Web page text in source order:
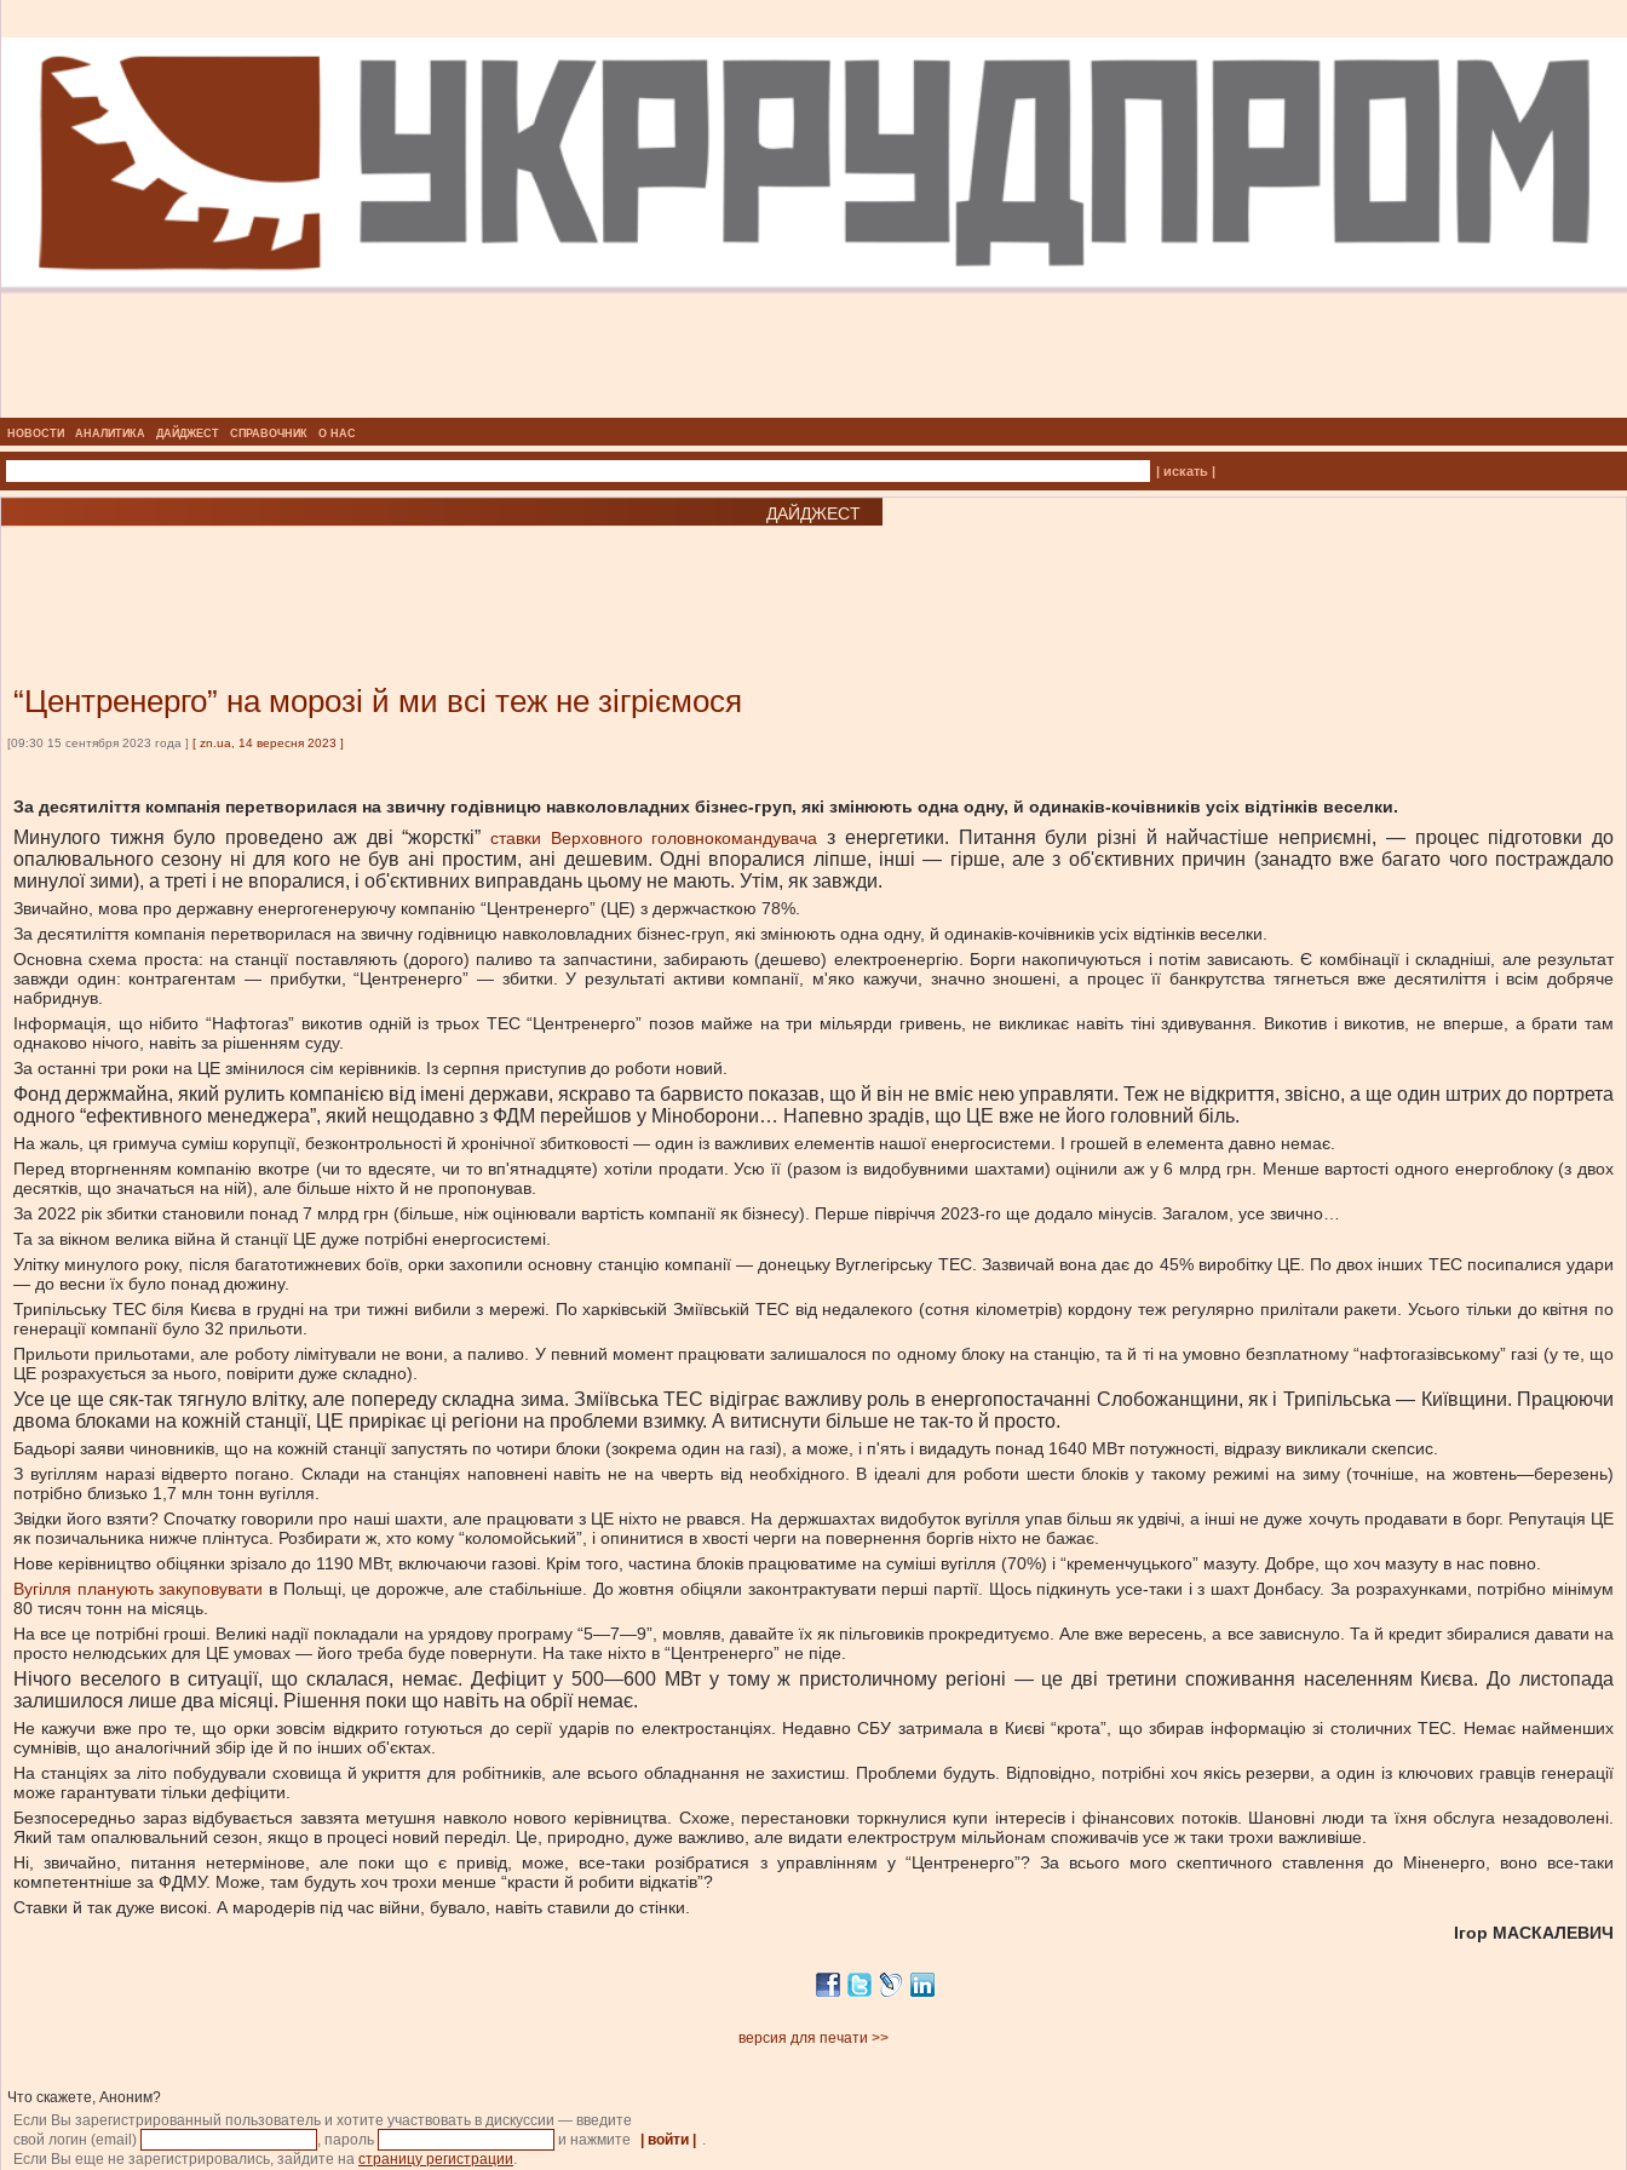
НОВОСТИ АНАЛИТИКА ДАЙДЖЕСТ СПРАВОЧНИК О НАС
| искать |
ДАЙДЖЕСТ
“Центренерго” на морозі й ми всі теж не зігріємося
[09:30 15 сентября 2023 года ] [ zn.ua, 14 вересня 2023 ]
За десятиліття компанія перетворилася на звичну годівницю навколовладних бізнес-груп, які змінюють одна одну, й одинаків-кочівників усіх відтінків веселки.
Минулого тижня було проведено аж дві “жорсткі” ставки Верховного головнокомандувача з енергетики. Питання були різні й найчастіше неприємні, — процес підготовки до
опалювального сезону ні для кого не був ані простим, ані дешевим. Одні впоралися ліпше, інші — гірше, але з об'єктивних причин (занадто вже багато чого постраждало
минулої зими), а треті і не впоралися, і об'єктивних виправдань цьому не мають. Утім, як завжди.
Звичайно, мова про державну енергогенеруючу компанію “Центренерго” (ЦЕ) з держчасткою 78%.
За десятиліття компанія перетворилася на звичну годівницю навколовладних бізнес-груп, які змінюють одна одну, й одинаків-кочівників усіх відтінків веселки.
Основна схема проста: на станції поставляють (дорого) паливо та запчастини, забирають (дешево) електроенергію. Борги накопичуються і потім зависають. Є комбінації і складніші, але результат
завжди один: контрагентам — прибутки, “Центренерго” — збитки. У результаті активи компанії, м'яко кажучи, значно зношені, а процес її банкрутства тягнеться вже десятиліття і всім добряче
набриднув.
Інформація, що нібито “Нафтогаз” викотив одній із трьох ТЕС “Центренерго” позов майже на три мільярди гривень, не викликає навіть тіні здивування. Викотив і викотив, не вперше, а брати там
однаково нічого, навіть за рішенням суду.
За останні три роки на ЦЕ змінилося сім керівників. Із серпня приступив до роботи новий.
Фонд держмайна, який рулить компанією від імені держави, яскраво та барвисто показав, що й він не вміє нею управляти. Теж не відкриття, звісно, а ще один штрих до портрета
одного “ефективного менеджера”, який нещодавно з ФДМ перейшов у Міноборони… Напевно зрадів, що ЦЕ вже не його головний біль.
На жаль, ця гримуча суміш корупції, безконтрольності й хронічної збитковості — один із важливих елементів нашої енергосистеми. І грошей в елемента давно немає.
Перед вторгненням компанію вкотре (чи то вдесяте, чи то вп'ятнадцяте) хотіли продати. Усю її (разом із видобувними шахтами) оцінили аж у 6 млрд грн. Менше вартості одного енергоблоку (з двох
десятків, що значаться на ній), але більше ніхто й не пропонував.
За 2022 рік збитки становили понад 7 млрд грн (більше, ніж оцінювали вартість компанії як бізнесу). Перше півріччя 2023-го ще додало мінусів. Загалом, усе звично…
Та за вікном велика війна й станції ЦЕ дуже потрібні енергосистемі.
Улітку минулого року, після багатотижневих боїв, орки захопили основну станцію компанії — донецьку Вуглегірську ТЕС. Зазвичай вона дає до 45% виробітку ЦЕ. По двох інших ТЕС посипалися удари
— до весни їх було понад дюжину.
Трипільську ТЕС біля Києва в грудні на три тижні вибили з мережі. По харківській Зміївській ТЕС від недалекого (сотня кілометрів) кордону теж регулярно прилітали ракети. Усього тільки до квітня по
генерації компанії було 32 прильоти.
Прильоти прильотами, але роботу лімітували не вони, а паливо. У певний момент працювати залишалося по одному блоку на станцію, та й ті на умовно безплатному “нафтогазівському” газі (у те, що
ЦЕ розрахується за нього, повірити дуже складно).
Усе це ще сяк-так тягнуло влітку, але попереду складна зима. Зміївська ТЕС відіграє важливу роль в енергопостачанні Слобожанщини, як і Трипільська — Київщини. Працюючи
двома блоками на кожній станції, ЦЕ прирікає ці регіони на проблеми взимку. А витиснути більше не так-то й просто.
Бадьорі заяви чиновників, що на кожній станції запустять по чотири блоки (зокрема один на газі), а може, і п'ять і видадуть понад 1640 МВт потужності, відразу викликали скепсис.
З вугіллям наразі відверто погано. Склади на станціях наповнені навіть не на чверть від необхідного. В ідеалі для роботи шести блоків у такому режимі на зиму (точніше, на жовтень—березень)
потрібно близько 1,7 млн тонн вугілля.
Звідки його взяти? Спочатку говорили про наші шахти, але працювати з ЦЕ ніхто не рвався. На держшахтах видобуток вугілля упав більш як удвічі, а інші не дуже хочуть продавати в борг. Репутація ЦЕ
як позичальника нижче плінтуса. Розбирати ж, хто кому “коломойський”, і опинитися в хвості черги на повернення боргів ніхто не бажає.
Нове керівництво обіцянки зрізало до 1190 МВт, включаючи газові. Крім того, частина блоків працюватиме на суміші вугілля (70%) і “кременчуцького” мазуту. Добре, що хоч мазуту в нас повно.
Вугілля планують закуповувати в Польщі, це дорожче, але стабільніше. До жовтня обіцяли законтрактувати перші партії. Щось підкинуть усе-таки і з шахт Донбасу. За розрахунками, потрібно мінімум
80 тисяч тонн на місяць.
На все це потрібні гроші. Великі надії покладали на урядову програму “5—7—9”, мовляв, давайте їх як пільговиків прокредитуємо. Але вже вересень, а все зависнуло. Та й кредит збиралися давати на
просто нелюдських для ЦЕ умовах — його треба буде повернути. На таке ніхто в “Центренерго” не піде.
Нічого веселого в ситуації, що склалася, немає. Дефіцит у 500—600 МВт у тому ж пристоличному регіоні — це дві третини споживання населенням Києва. До листопада
залишилося лише два місяці. Рішення поки що навіть на обрії немає.
Не кажучи вже про те, що орки зовсім відкрито готуються до серії ударів по електростанціях. Недавно СБУ затримала в Києві “крота”, що збирав інформацію зі столичних ТЕС. Немає найменших
сумнівів, що аналогічний збір іде й по інших об'єктах.
На станціях за літо побудували сховища й укриття для робітників, але всього обладнання не захистиш. Проблеми будуть. Відповідно, потрібні хоч якісь резерви, а один із ключових гравців генерації
може гарантувати тільки дефіцити.
Безпосередньо зараз відбувається завзята метушня навколо нового керівництва. Схоже, перестановки торкнулися купи інтересів і фінансових потоків. Шановні люди та їхня обслуга незадоволені.
Який там опалювальний сезон, якщо в процесі новий переділ. Це, природно, дуже важливо, але видати електрострум мільйонам споживачів усе ж таки трохи важливіше.
Ні, звичайно, питання нетермінове, але поки що є привід, може, все-таки розібратися з управлінням у “Центренерго”? За всього мого скептичного ставлення до Міненерго, воно все-таки
компетентніше за ФДМУ. Може, там будуть хоч трохи менше “красти й робити відкатів”?
Ставки й так дуже високі. А мародерів під час війни, бувало, навіть ставили до стінки.
Ігор МАСКАЛЕВИЧ
версия для печати >>
Что скажете, Аноним?
Если Вы зарегистрированный пользователь и хотите участвовать в дискуссии — введите
свой логин (email)
, пароль и нажмите | войти |
.
Если Вы еще не зарегистрировались, зайдите на страницу регистрации.